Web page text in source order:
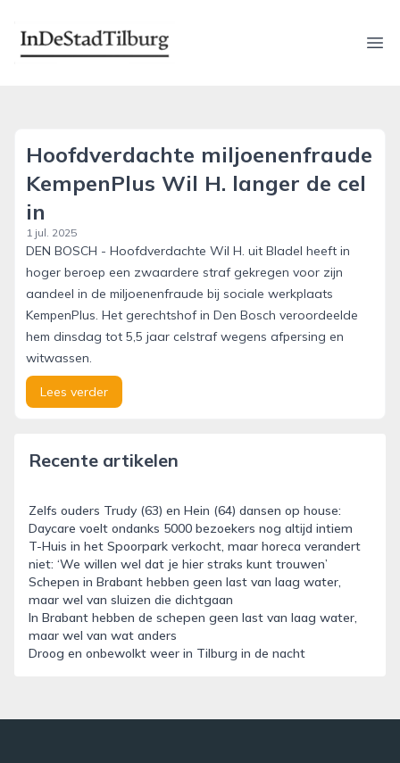
indestadtilburg.nl
Hoofdverdachte miljoenenfraude
KempenPlus Wil H. langer de cel
in
1 jul. 2025
DEN BOSCH - Hoofdverdachte Wil H. uit Bladel heeft in
hoger beroep een zwaardere straf gekregen voor zijn
aandeel in de miljoenenfraude bij sociale werkplaats
KempenPlus. Het gerechtshof in Den Bosch veroordeelde
hem dinsdag tot 5,5 jaar celstraf wegens afpersing en
witwassen.
Lees verder
Recente artikelen
Zelfs ouders Trudy (63) en Hein (64) dansen op house:
Daycare voelt ondanks 5000 bezoekers nog altijd intiem
T-Huis in het Spoorpark verkocht, maar horeca verandert
niet: ‘We willen wel dat je hier straks kunt trouwen’
Schepen in Brabant hebben geen last van laag water,
maar wel van sluizen die dichtgaan
In Brabant hebben de schepen geen last van laag water,
maar wel van wat anders
Droog en onbewolkt weer in Tilburg in de nacht